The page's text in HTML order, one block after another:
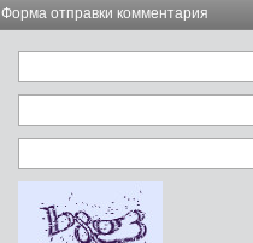
Форма отправки комментария